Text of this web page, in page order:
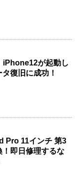
iPhone12が起動し
復旧に成功！
Pro 11インチ 第3
即日修理するな